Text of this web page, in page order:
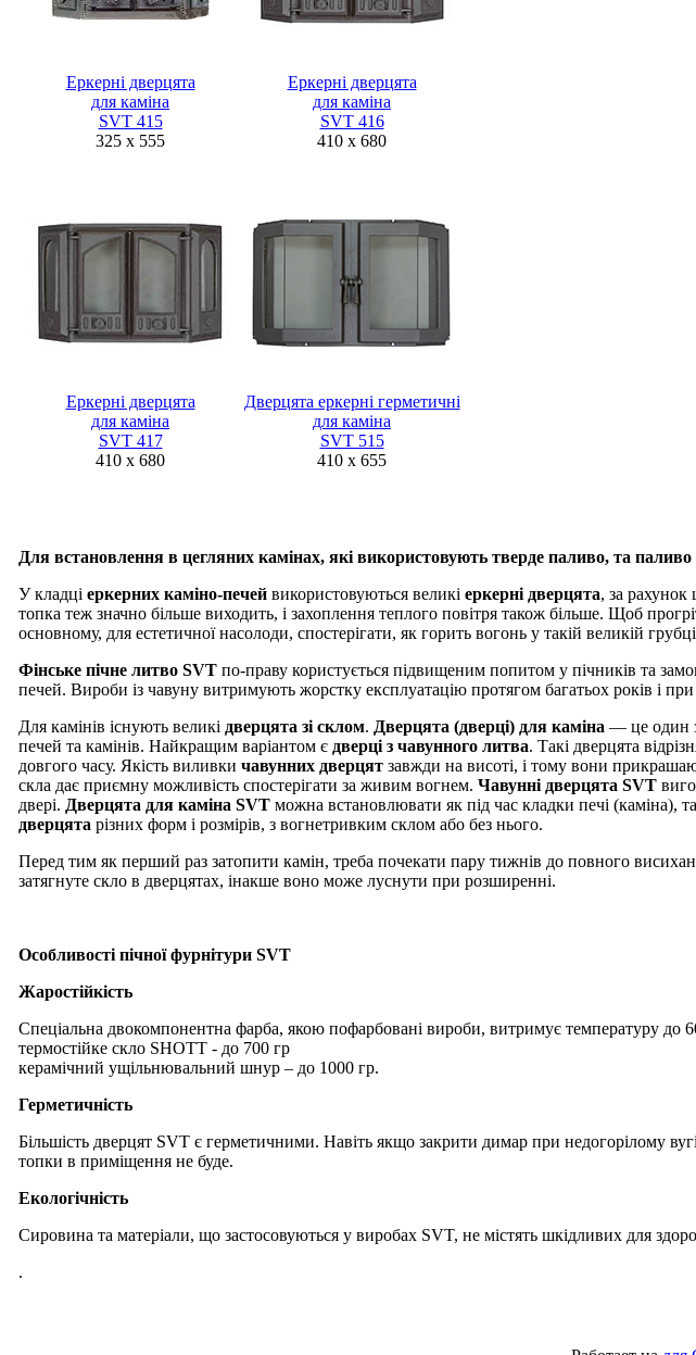
Еркерні дверцята
для каміна
SVT 415
325 x 555
Еркерні дверцята
для каміна
SVT 416
410 x 680
Еркерні дверцята
для каміна
SVT 417
410 x 680
Дверцята еркерні герметичні
для каміна
SVT 515
410 x 655
Для встановлення в цегляних камінах, які використовують тверде паливо, та паливо
У кладці еркерних каміно-печей використовуються великі еркерні дверцята, за
топка теж значно більше виходить, і захоплення теплого повітря також більше. Щоб
основному, для естетичної насолоди, спостерігати, як горить вогонь у такій великій
Фінське пічне литво SVT по-праву користується підвищеним попитом у пічників та
печей. Вироби із чавуну витримують жорстку експлуатацію протягом багатьох років і
Для камінів існують великі дверцята зі склом. Дверцята (дверці) для каміна ― це один з
печей та камінів. Найкращим варіантом є дверці з чавунного литва. Такі дверцята
довгого часу. Якість виливки чавунних дверцят завжди на висоті, і тому вони
скла дає приємну можливість спостерігати за живим вогнем. Чавунні дверцята SVT
двері. Дверцята для каміна SVT можна встановлювати як під час кладки печі (каміна),
дверцята різних форм і розмірів, з вогнетривким склом або без нього.
Перед тим як перший раз затопити камін, треба почекати пару тижнів до повного
затягнуте скло в дверцятах, інакше воно може луснути при розширенні.
Особливості пічної фурнітури SVT
Жаростійкість
Спеціальна двокомпонентна фарба, якою пофарбовані вироби, витримує температуру до
термостійке скло SHOTT - до 700 гр
керамічний ущільнювальний шнур – до 1000 гр.
Герметичність
Більшість дверцят SVT є герметичними. Навіть якщо закрити димар при недогорілому
топки в приміщення не буде.
Екологічність
Сировина та матеріали, що застосовуються у виробах SVT, не містять шкідливих для
.